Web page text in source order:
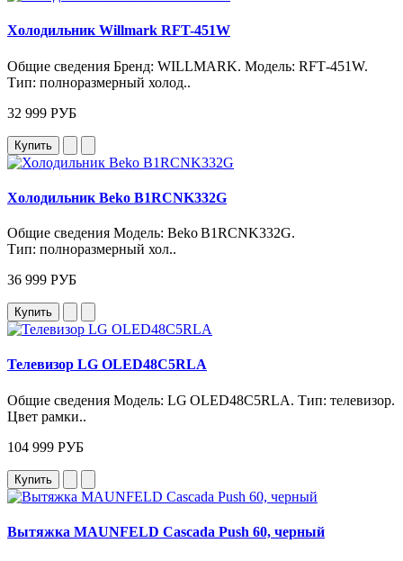
Холодильник Willmark RFT-451W
Общие сведения Бренд: WILLMARK. Модель: RFT‑451W.
Тип: полноразмерный холод..
32 999 РУБ
Купить
Холодильник Beko B1RCNK332G
Общие сведения Модель: Beko B1RCNK332G.
Тип: полноразмерный хол..
36 999 РУБ
Купить
Телевизор LG OLED48C5RLA
Общие сведения Модель: LG OLED48C5RLA. Тип: телевизор.
Цвет рамки..
104 999 РУБ
Купить
Вытяжка MAUNFELD Cascada Push 60, черный